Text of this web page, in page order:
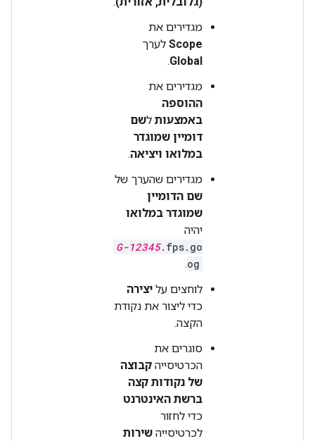
מגדירים את
Scope לערך
Global
.
מגדירים את
ההוספה
באמצעות לשם
דומיין שמוגדר
במלואו ויציאה.
מגדירים שהערך של
שם הדומיין
שמוגדר במלואו
יהיה
G-12345.fps.go
og
.
לוחצים על יצירה
כדי ליצור את נקודת
הקצה.
סוגרים את
הכרטיסייה קבוצה
של נקודות קצה
ברשת האינטרנט
כדי לחזור
לכרטיסייה שירות